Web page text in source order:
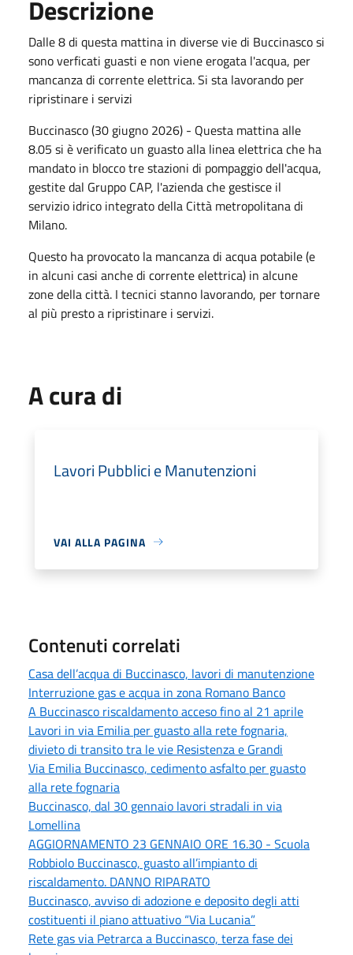
Descrizione
Dalle 8 di questa mattina in diverse vie di Buccinasco si
sono verficati guasti e non viene erogata l'acqua, per
mancanza di corrente elettrica. Si sta lavorando per
ripristinare i servizi
Buccinasco (30 giugno 2026) - Questa mattina alle
8.05 si è verificato un guasto alla linea elettrica che ha
mandato in blocco tre stazioni di pompaggio dell'acqua,
gestite dal Gruppo CAP, l'azienda che gestisce il
servizio idrico integrato della Città metropolitana di
Milano.
Questo ha provocato la mancanza di acqua potabile (e
in alcuni casi anche di corrente elettrica) in alcune
zone della città. I tecnici stanno lavorando, per tornare
al più presto a ripristinare i servizi.
A cura di
Lavori Pubblici e Manutenzioni
VAI ALLA PAGINA
Contenuti correlati
Casa dell’acqua di Buccinasco, lavori di manutenzione
Interruzione gas e acqua in zona Romano Banco
A Buccinasco riscaldamento acceso fino al 21 aprile
Lavori in via Emilia per guasto alla rete fognaria,
divieto di transito tra le vie Resistenza e Grandi
Via Emilia Buccinasco, cedimento asfalto per guasto
alla rete fognaria
Buccinasco, dal 30 gennaio lavori stradali in via
Lomellina
AGGIORNAMENTO 23 GENNAIO ORE 16.30 - Scuola
Robbiolo Buccinasco, guasto all’impianto di
riscaldamento. DANNO RIPARATO
Buccinasco, avviso di adozione e deposito degli atti
costituenti il piano attuativo “Via Lucania”
Rete gas via Petrarca a Buccinasco, terza fase dei